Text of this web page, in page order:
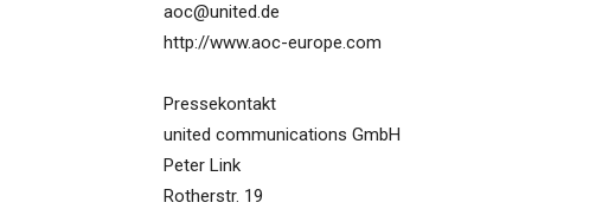
aoc@united.de
http://www.aoc-europe.com
Pressekontakt
united communications GmbH
Peter Link
Rotherstr. 19